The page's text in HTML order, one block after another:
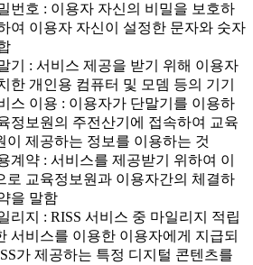
번호 : 이용자 자신의 비밀을 보호하
여 이용자 자신이 설정한 문자와 숫자
기 : 서비스 제공을 받기 위해 이용자
한 개인용 컴퓨터 및 모뎀 등의 기기
스 이용 : 이용자가 단말기를 이용하
정보원의 주전산기에 접속하여 교육
이 제공하는 정보를 이용하는 것
계약 : 서비스를 제공받기 위하여 이
로 교육정보원과 이용자간의 체결하
을 말함
리지 : RISS 서비스 중 마일리지 적립
서비스를 이용한 이용자에게 지급되
가 제공하는 특정 디지털 콘텐츠를